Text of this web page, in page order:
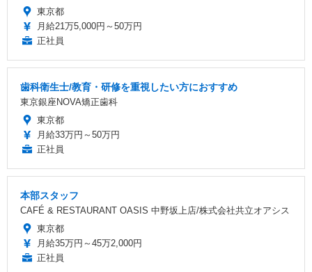
東京都
月給21万5,000円～50万円
正社員
歯科衛生士/教育・研修を重視したい方におすすめ
東京銀座NOVA矯正歯科
東京都
月給33万円～50万円
正社員
本部スタッフ
CAFÉ & RESTAURANT OASIS 中野坂上店/株式会社共立オアシス
東京都
月給35万円～45万2,000円
正社員